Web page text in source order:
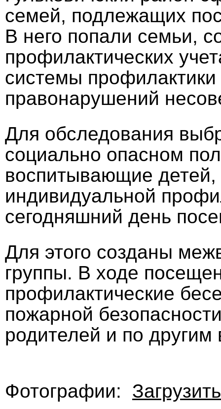
семей, подлежащих
В него попали семьи,
профилактических
системы профилактики
правонарушений
Для обследования
социально опасном
воспитывающие
индивидуальной
сегодняшний день
Для этого созданы
группы. В ходе
профилактические
пожарной
родителей и по другим
Фотографии: Загрузить